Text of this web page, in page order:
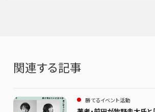
関連する記事
勝てるイベント活動